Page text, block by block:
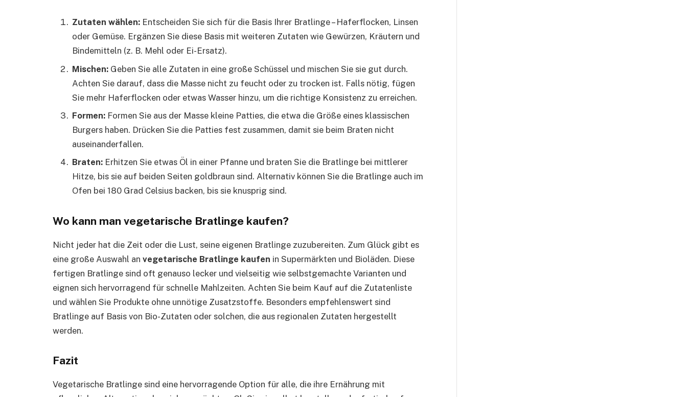
Zutaten wählen: Entscheiden Sie sich für die Basis Ihrer Bratlinge – Haferflocken, Linsen
oder Gemüse. Ergänzen Sie diese Basis mit weiteren Zutaten wie Gewürzen, Kräutern und
Bindemitteln (z. B. Mehl oder Ei-Ersatz).
Mischen: Geben Sie alle Zutaten in eine große Schüssel und mischen Sie sie gut durch.
Achten Sie darauf, dass die Masse nicht zu feucht oder zu trocken ist. Falls nötig, fügen
Sie mehr Haferflocken oder etwas Wasser hinzu, um die richtige Konsistenz zu erreichen.
Formen: Formen Sie aus der Masse kleine Patties, die etwa die Größe eines klassischen
Burgers haben. Drücken Sie die Patties fest zusammen, damit sie beim Braten nicht
auseinanderfallen.
Braten: Erhitzen Sie etwas Öl in einer Pfanne und braten Sie die Bratlinge bei mittlerer
Hitze, bis sie auf beiden Seiten goldbraun sind. Alternativ können Sie die Bratlinge auch im
Ofen bei 180 Grad Celsius backen, bis sie knusprig sind.
Wo kann man vegetarische Bratlinge kaufen?
Nicht jeder hat die Zeit oder die Lust, seine eigenen Bratlinge zuzubereiten. Zum Glück gibt es
eine große Auswahl an vegetarische Bratlinge kaufen in Supermärkten und Bioläden. Diese
fertigen Bratlinge sind oft genauso lecker und vielseitig wie selbstgemachte Varianten und
eignen sich hervorragend für schnelle Mahlzeiten. Achten Sie beim Kauf auf die Zutatenliste
und wählen Sie Produkte ohne unnötige Zusatzstoffe. Besonders empfehlenswert sind
Bratlinge auf Basis von Bio-Zutaten oder solchen, die aus regionalen Zutaten hergestellt
werden.
Fazit
Vegetarische Bratlinge sind eine hervorragende Option für alle, die ihre Ernährung mit